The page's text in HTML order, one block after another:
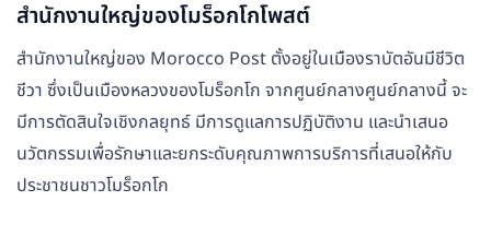
สำนักงานใหญ่ของโมร็อกโกโพสต์
สำนักงานใหญ่ของ Morocco Post ตั้งอยู่ในเมืองราบัตอันมีชีวิต
ชีวา ซึ่งเป็นเมืองหลวงของโมร็อกโก จากศูนย์กลางศูนย์กลางนี้ จะ
มีการตัดสินใจเชิงกลยุทธ์ มีการดูแลการปฏิบัติงาน และนำเสนอ
นวัตกรรมเพื่อรักษาและยกระดับคุณภาพการบริการที่เสนอให้กับ
ประชาชนชาวโมร็อกโก